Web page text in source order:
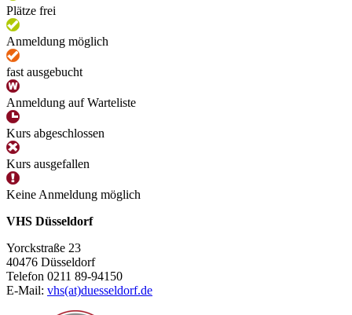
Plätze frei
Anmeldung möglich
fast ausgebucht
Anmeldung auf Warteliste
Kurs abgeschlossen
Kurs ausgefallen
Keine Anmeldung möglich
VHS Düsseldorf
Yorckstraße 23
40476 Düsseldorf
Telefon 0211 89-94150
E-Mail: vhs(at)duesseldorf.de